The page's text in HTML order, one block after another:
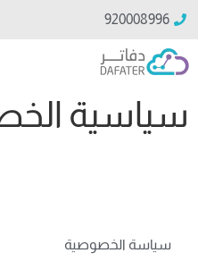
920008996
سياسية
سياسة الخصوصية